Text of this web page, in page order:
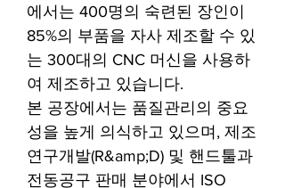
에서는 400명의 숙련된 장인이
85%의 부품을 자사 제조할 수 있
는 300대의 CNC 머신을 사용하
여 제조하고 있습니다.
본 공장에서는 품질관리의 중요
성을 높게 의식하고 있으며, 제조
연구개발(R&amp;D) 및 핸드툴과
전동공구 판매 분야에서 ISO